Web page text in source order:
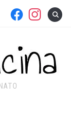
facebook
instagram